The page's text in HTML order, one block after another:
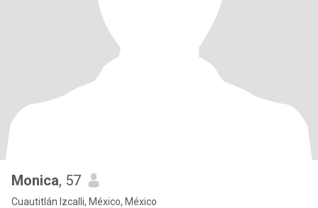
Monica, 57
Cuautitlán Izcalli, México, México